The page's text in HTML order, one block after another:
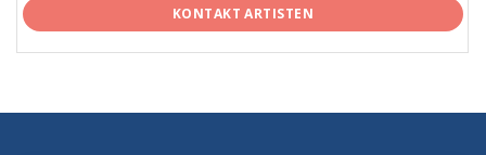
KONTAKT ARTISTEN